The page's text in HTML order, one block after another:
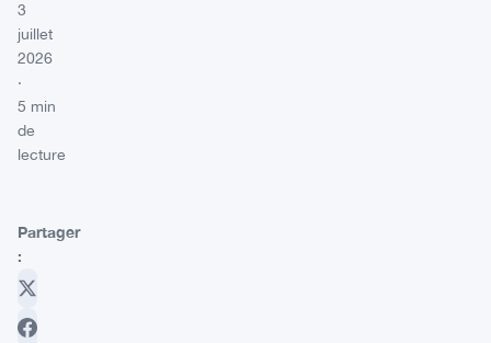
3
juillet
2026
·
5 min
de
lecture
Partager
: